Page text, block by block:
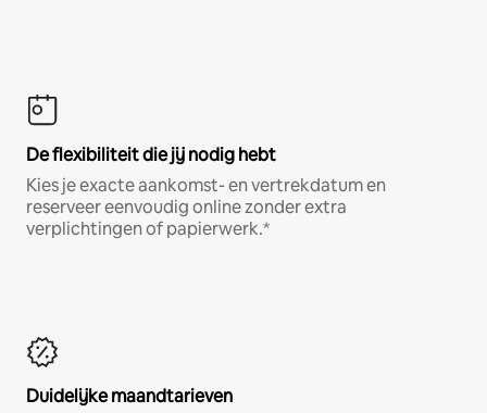
De flexibiliteit die jij nodig hebt
Kies je exacte aankomst- en vertrekdatum en
reserveer eenvoudig online zonder extra
verplichtingen of papierwerk.*
Duidelijke maandtarieven